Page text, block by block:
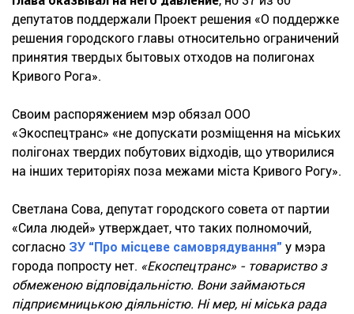
депутатов поддержали Проект решения «О поддержке
решения городского главы относительно ограничений
принятия твердых бытовых отходов на полигонах
Кривого Рога».
Своим распоряжением мэр обязал ООО
«Экоспецтранс» «не допускати розміщення на міських
полігонах твердих побутових відходів, що утворилися
на інших територіях поза межами міста Кривого Рогу».
Светлана Сова, депутат городского совета от партии
«Сила людей» утверждает, что таких полномочий,
согласно ЗУ “Про місцеве самоврядування” у мэра
города попросту нет. «Екоспецтранс» - товариство з
обмеженою відповідальністю. Вони займаються
підприємницькою діяльністю. Ні мер, ні міська рада